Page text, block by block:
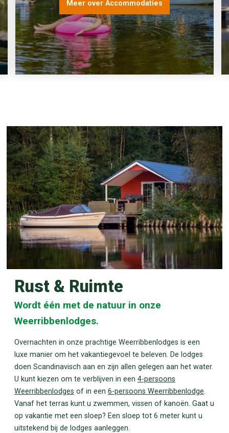
Meer over Accommodaties
Rust & Ruimte
Wordt één met de natuur in onze
Weerribbenlodges.
Overnachten in onze prachtige Weerribbenlodges is een
luxe manier om het vakantiegevoel te beleven. De lodges
doen Scandinavisch aan en zijn allen gelegen aan het water.
U kunt kiezen om te verblijven in een 4-persoons
Weerribbenlodges of in een 6-persoons Weerribbenlodge.
Vanaf het terras kunt u zwemmen, vissen of kanoën. Gaat u
op vakantie met een sloep? Een sloep tot 6 meter kunt u
uitstekend bij de lodges aanleggen.